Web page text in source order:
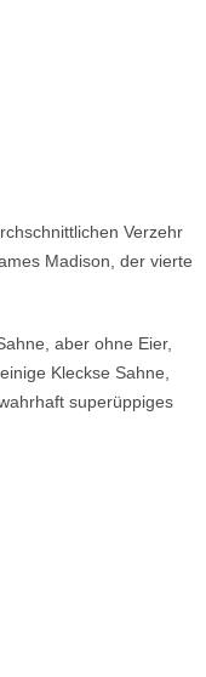
Verzehr
Madison, der vierte
aber ohne Eier,
Kleckse Sahne,
superüppiges